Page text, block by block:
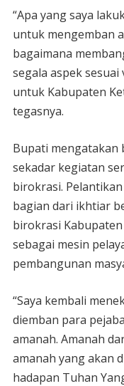
“Apa yang saya
untuk mengemban
bagaimana
segala aspek
untuk Kabupaten
tegasnya.
Bupati mengatakan
sekadar kegiatan
birokrasi.
bagian dari ikhtiar
birokrasi
sebagai mesin
pembangunan
“Saya kembali
diemban para
amanah. Amanah
amanah yang akan
hadapan Tuhan